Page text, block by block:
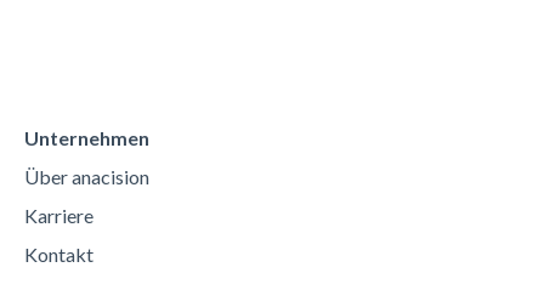
Unternehmen
Über anacision
Karriere
Kontakt